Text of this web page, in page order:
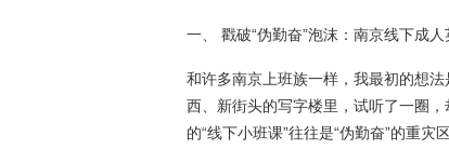
一、 戳破“伪勤奋”泡沫：南京线下成人
和许多南京上班族一样，我最初的想
西、新街头的写字楼里，试听了一圈
的“线下小班课”往往是“伪勤奋”的重灾区